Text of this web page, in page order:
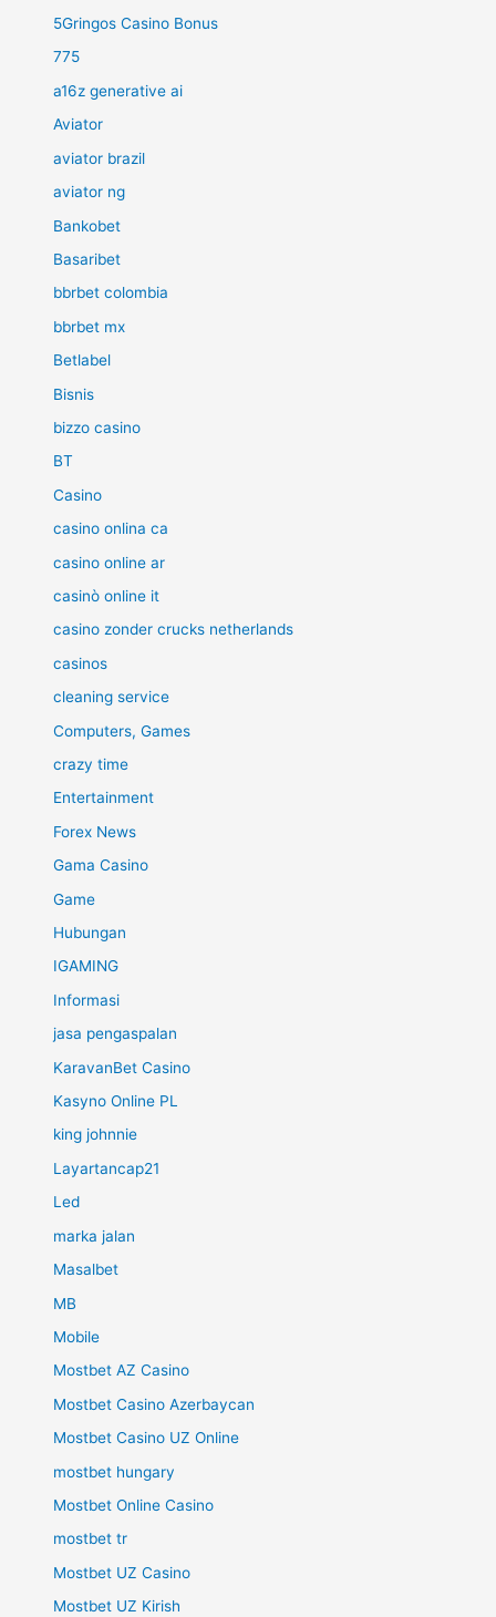
5Gringos Casino Bonus
775
a16z generative ai
Aviator
aviator brazil
aviator ng
Bankobet
Basaribet
bbrbet colombia
bbrbet mx
Betlabel
Bisnis
bizzo casino
BT
Casino
casino onlina ca
casino online ar
casinò online it
casino zonder crucks netherlands
casinos
cleaning service
Computers, Games
crazy time
Entertainment
Forex News
Gama Casino
Game
Hubungan
IGAMING
Informasi
jasa pengaspalan
KaravanBet Casino
Kasyno Online PL
king johnnie
Layartancap21
Led
marka jalan
Masalbet
MB
Mobile
Mostbet AZ Casino
Mostbet Casino Azerbaycan
Mostbet Casino UZ Online
mostbet hungary
Mostbet Online Casino
mostbet tr
Mostbet UZ Casino
Mostbet UZ Kirish